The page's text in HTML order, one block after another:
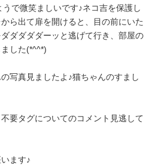
で微笑ましいです♪ネコ吉を保護し
ら出て扉を開けると、目の前にいた
ダダダダーッと逃げて行き、部屋の
した(*^^*)
写真見ましたよ♪猫ちゃんのすまし
要タグについてのコメント見逃して
ます♪